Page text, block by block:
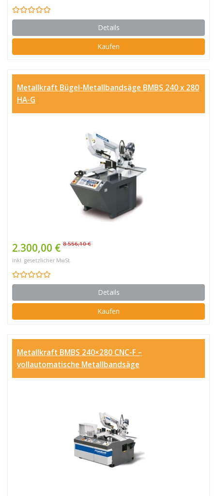
Details
Kaufen
Metallkraft Bügel-Metallbandsäge BMBS 240 x 280
HA-G
2.300,00 € 8.556,10 €
inkl. gesetzlicher MwSt.
Details
Kaufen
Metallkraft BMBS 240×280 CNC-F –
vollautomatische Metallbandsäge